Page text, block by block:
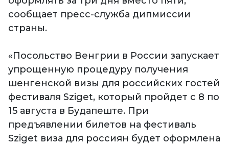
сообщает пресс-служба дипмиссии
страны.
«Посольство Венгрии в России запускает
упрощенную процедуру получения
шенгенской визы для российских гостей
фестиваля Sziget, который пройдет с 8 по
15 августа в Будапеште. При
предъявлении билетов на фестиваль
Sziget виза для россиян будет оформлена